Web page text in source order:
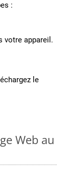
:
votre appareil.
le
Web au